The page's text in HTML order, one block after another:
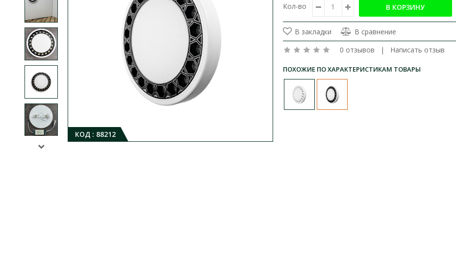
КОД : 88212
Кол-во
В закладки
В сравнение
0 отзывов | Написать отзыв
ПОХОЖИЕ ПО ХАРАКТЕРИСТИКАМ ТОВАРЫ